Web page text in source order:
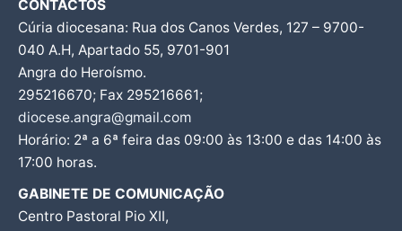
CONTACTOS
Cúria diocesana: Rua dos Canos Verdes, 127 – 9700-
040 A.H, Apartado 55, 9701-901
Angra do Heroísmo.
295216670; Fax 295216661;
diocese.angra@gmail.com
Horário: 2ª a 6ª feira das 09:00 às 13:00 e das 14:00 às
17:00 horas.
GABINETE DE COMUNICAÇÃO
Centro Pastoral Pio XII,